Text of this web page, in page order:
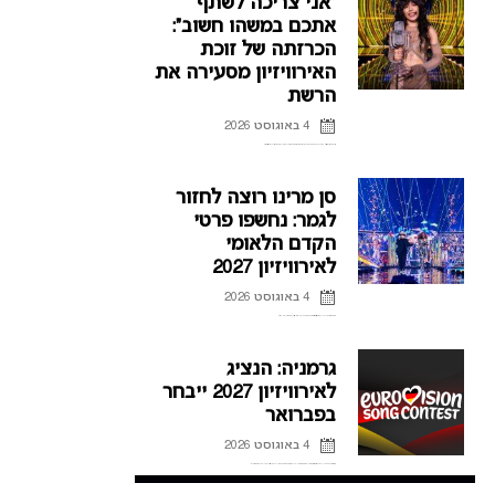
אתכם במשהו חשוב”:
הכרזתה של זוכת
האירוויזיון מסעירה את
הרשת
4 באוגוסט 2026
סן מרינו רוצה לחזור
לגמר: נחשפו פרטי
הקדם הלאומי
לאירוויזיון 2027
4 באוגוסט 2026
גרמניה: הנציג
לאירוויזיון 2027 ייבחר
בפברואר
4 באוגוסט 2026